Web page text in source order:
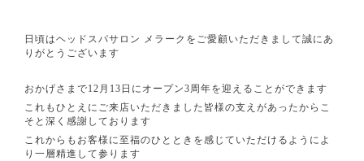
日頃はヘッドスパサロン メラークをご愛顧いただきまして誠にあ
りがとうございます
おかげさまで12月13日にオープン3周年を迎えることができます
これもひとえにご来店いただきました皆様の支えがあったからこ
そと深く感謝しております
これからもお客様に至福のひとときを感じていただけるようによ
り一層精進して参ります